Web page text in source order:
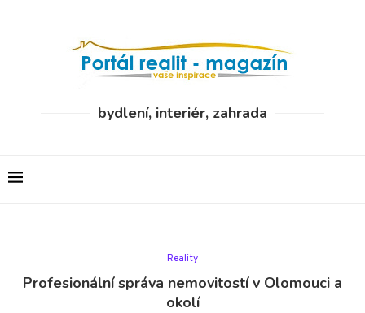
bydlení, interiér, zahrada
Reality
Profesionální správa nemovitostí v Olomouci a
okolí